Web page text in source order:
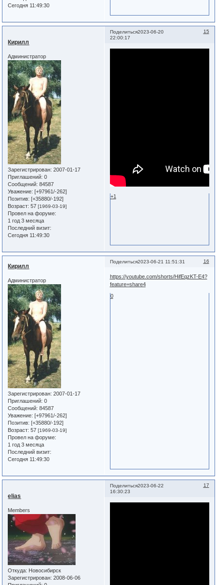
Сегодня 11:49:30
Поделиться 15
2023-06-20
22:00:17
Кирилл
Администратор
Зарегистрирован: 2007-01-17
Приглашений: 0
Сообщений: 84587
Уважение: [+97961/-262]
Позитив: [+35880/-192]
Возраст: 57[1969-03-19]
Провел на форуме:
1 год 3 месяца
Последний визит:
Сегодня 11:49:30
+1
Поделиться 16
2023-06-21 11:51:31
Кирилл
Администратор
Зарегистрирован: 2007-01-17
Приглашений: 0
Сообщений: 84587
Уважение: [+97961/-262]
Позитив: [+35880/-192]
Возраст: 57[1969-03-19]
Провел на форуме:
1 год 3 месяца
Последний визит:
Сегодня 11:49:30
https://youtube.com/shorts/HifEqzKT-E4?
feature=share4
0
Поделиться 17
2023-06-22
16:30:23
elias
Members
Откуда: Новосибирск
Зарегистрирован: 2008-06-06